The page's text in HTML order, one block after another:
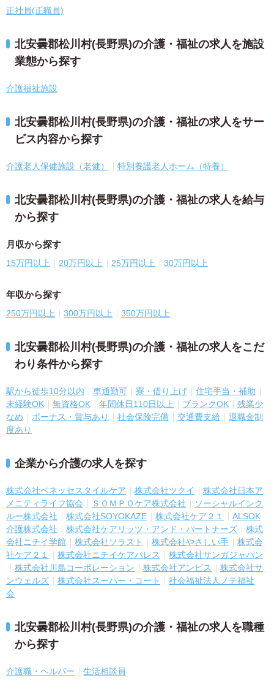
正社員(正職員)
北安曇郡松川村(長野県)の介護・福祉の求人を施設
業態から探す
介護福祉施設
北安曇郡松川村(長野県)の介護・福祉の求人をサー
ビス内容から探す
介護老人保健施設（老健） 特別養護老人ホーム（特養）
北安曇郡松川村(長野県)の介護・福祉の求人を給与
から探す
月収から探す
15万円以上 20万円以上 25万円以上 30万円以上
年収から探す
250万円以上 300万円以上 350万円以上
北安曇郡松川村(長野県)の介護・福祉の求人をこだ
わり条件から探す
駅から徒歩10分以内 車通勤可 寮・借り上げ
住宅手当・補助
未経験OK
無資格OK 年間休日110日以上 ブランクOK
残業少
なめ
ボーナス・賞与あり 社会保険完備 交通費支給
退職金制
度あり
企業から介護の求人を探す
株式会社ベネッセスタイルケア 株式会社ツクイ
株式会社日本ア
メニティライフ協会
ＳＯＭＰＯケア株式会社
ソーシャルインク
ルー株式会社
株式会社SOYOKAZE 株式会社ケア２１
ALSOK
介護株式会社
株式会社ケアリッツ・アンド・パートナーズ
株式
会社ニチイ学館
株式会社ソラスト 株式会社やさしい手
株式会
社ケア２１
株式会社ニチイケアパレス
株式会社サンガジャパン
株式会社川島コーポレーション
株式会社アンビス
株式会社サ
ンウェルズ
株式会社スーパー・コート
社会福祉法人ノテ福祉
会
北安曇郡松川村(長野県)の介護・福祉の求人を職種
から探す
介護職・ヘルパー 生活相談員